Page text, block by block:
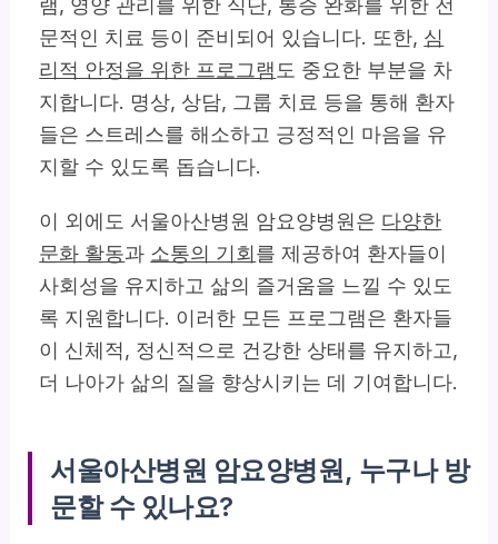
램, 영양 관리를 위한 식단, 통증 완화를 위한 전
문적인 치료 등이 준비되어 있습니다. 또한, 심
리적 안정을 위한 프로그램 도 중요한 부분을 차
지합니다. 명상, 상담, 그룹 치료 등을 통해 환자
들은 스트레스를 해소하고 긍정적인 마음을 유
지할 수 있도록 돕습니다.
이 외에도 서울아산병원 암요양병원은 다양한
문화 활동과 소통의 기회를 제공하여 환자들이
사회성을 유지하고 삶의 즐거움을 느낄 수 있도
록 지원합니다. 이러한 모든 프로그램은 환자들
이 신체적, 정신적으로 건강한 상태를 유지하고,
더 나아가 삶의 질을 향상시키는 데 기여합니다.
서울아산병원 암요양병원, 누구나 방
문할 수 있나요?